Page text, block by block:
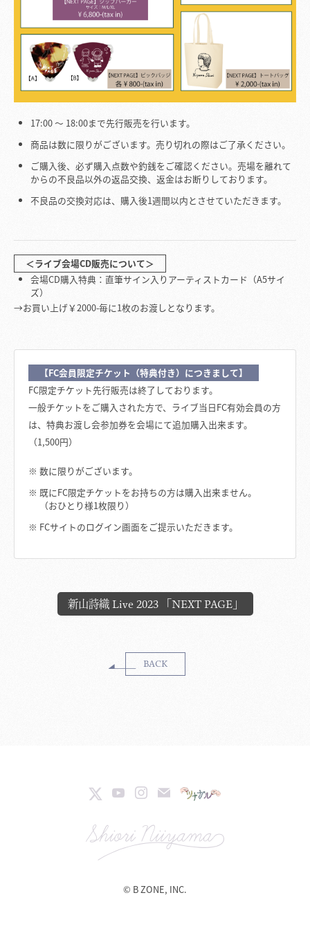
17:00 〜 18:00まで先行販売を行います。
商品は数に限りがございます。売り切れの際はご了承ください。
ご購入後、必ず購入点数や釣銭をご確認ください。売場を離れて
からの不良品以外の返品交換、返金はお断りしております。
不良品の交換対応は、購入後1週間以内とさせていただきます。
＜ライブ会場CD販売について＞
会場CD購入特典：直筆サイン入りアーティストカード（A5サイ
ズ）
→お買い上げ￥2000-毎に1枚のお渡しとなります。
【FC会員限定チケット（特典付き）につきまして】
FC限定チケット先行販売は終了しております。
一般チケットをご購入された方で、ライブ当日FC有効会員の方
は、特典お渡し会参加券を会場にて追加購入出来ます。
（1,500円）
数に限りがございます。
既にFC限定チケットをお持ちの方は購入出来ません。
（おひとり様1枚限り）
FCサイトのログイン画面をご提示いただきます。
新山詩織 Live 2023 「NEXT PAGE」
BACK
© B ZONE, INC.